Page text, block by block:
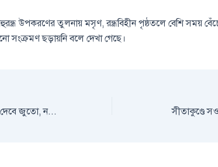
উপকরণের তুলনায় মসৃণ, রন্ধ্রবিহীন পৃষ্ঠতলে বেশি সময়
সংক্রমণ ছড়ায়নি বলে দেখা গেছে।
যৌন হেনস্থা হলেই সিগন্যাল দেবে জুতো, নয়া আবিষ্কার সীতাকুণ্ডে